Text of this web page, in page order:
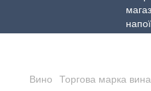
Вино Торгова марка вина